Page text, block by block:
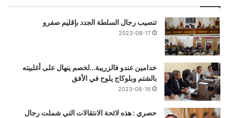
تنصيب رجال السلطة الجدد بإقليم صفرو
2023-08-17
خدامين عندو فالزريبة…لخصم ينهال على أغلبيته
بالشتم وبلوكاج يلوح في الأفق
2023-08-16
حصري : هذه لائحة الانتقالات التي شملت رجال